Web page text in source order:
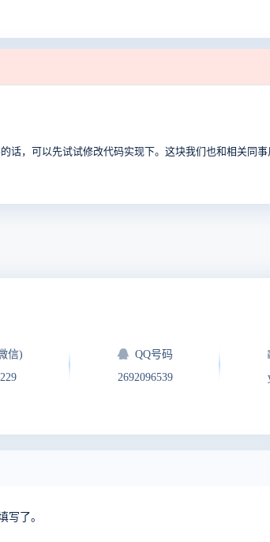
，可以先试试修改代码实现下。这块我们也和相关同事
信)
QQ号码
2692096539
写了。